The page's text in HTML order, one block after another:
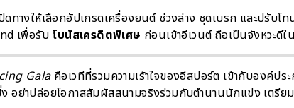
างให้เลือกอัปเกรดเครื่องยนต์ ช่วงล่าง ชุดเบรก และปรับโ
เพื่อรับ โบนัสเครดิตพิเศษ ก่อนเข้าอีเวนต์ ถือเป็นจังหวะ
Galaคือเวทีที่รวมความเร้าใจของอีสปอร์ต เข้ากับองค์ป
อย่าปล่อยโอกาสสัมผัสสนามจริงร่วมกับตำนานนักแข่ง เตรี